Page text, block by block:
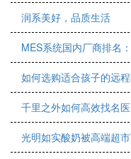
润系美好，品质生活
MES系统国内厂商排名
如何选购适合孩子的远
千里之外如何高效找名
光明如实酸奶被高端超